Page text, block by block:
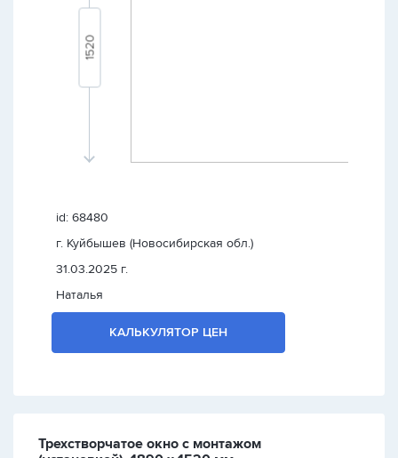
id: 68480
г. Куйбышев (Новосибирская обл.)
31.03.2025 г.
Наталья
КАЛЬКУЛЯТОР ЦЕН
Трехстворчатое окно с монтажом